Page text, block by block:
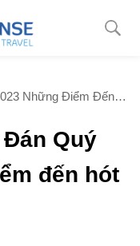
Điểm Đến Hót Nhất Nên Đi
Quý
đến hót